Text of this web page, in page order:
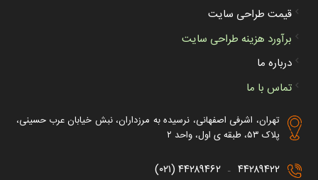
قیمت طراحی سایت
برآورد هزینه طراحی سایت
درباره ما
تماس با ما
تهران، اشرفی اصفهانی، نرسیده به مرزداران، نبش خیابان عرب حسینی،
پلاک ۵۳، طبقه ی اول، واحد ۲
۴۴۲۸۹۴۲۲ – ۴۴۲۸۹۴۶۲ (۰۲۱)